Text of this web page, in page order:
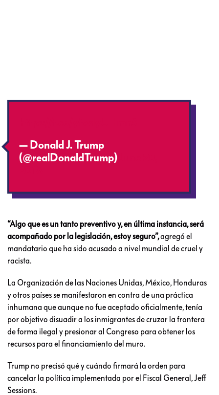
— Donald J. Trump
(@realDonaldTrump)
“Algo que es un tanto preventivo y, en última instancia, será
acompañado por la legislación, estoy seguro”,agregó el
mandatario que ha sido acusado a nivel mundial de cruel y
racista.
La Organización de las Naciones Unidas, México, Honduras
y otros países se manifestaron en contra de una práctica
inhumana que aunque no fue aceptado oficialmente, tenía
por objetivo disuadir a los inmigrantes de cruzar la frontera
de forma ilegal y presionar al Congreso para obtener los
recursos para el financiamiento del muro.
Trump no precisó qué y cuándo firmará la orden para
cancelar la política implementada por el Fiscal General, Jeff
Sessions.